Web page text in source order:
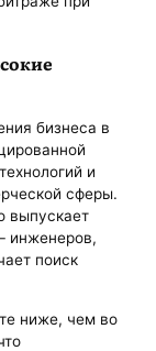
бизнеса в
и
сферы.
выпускает
инженеров,
поиск
ниже, чем во